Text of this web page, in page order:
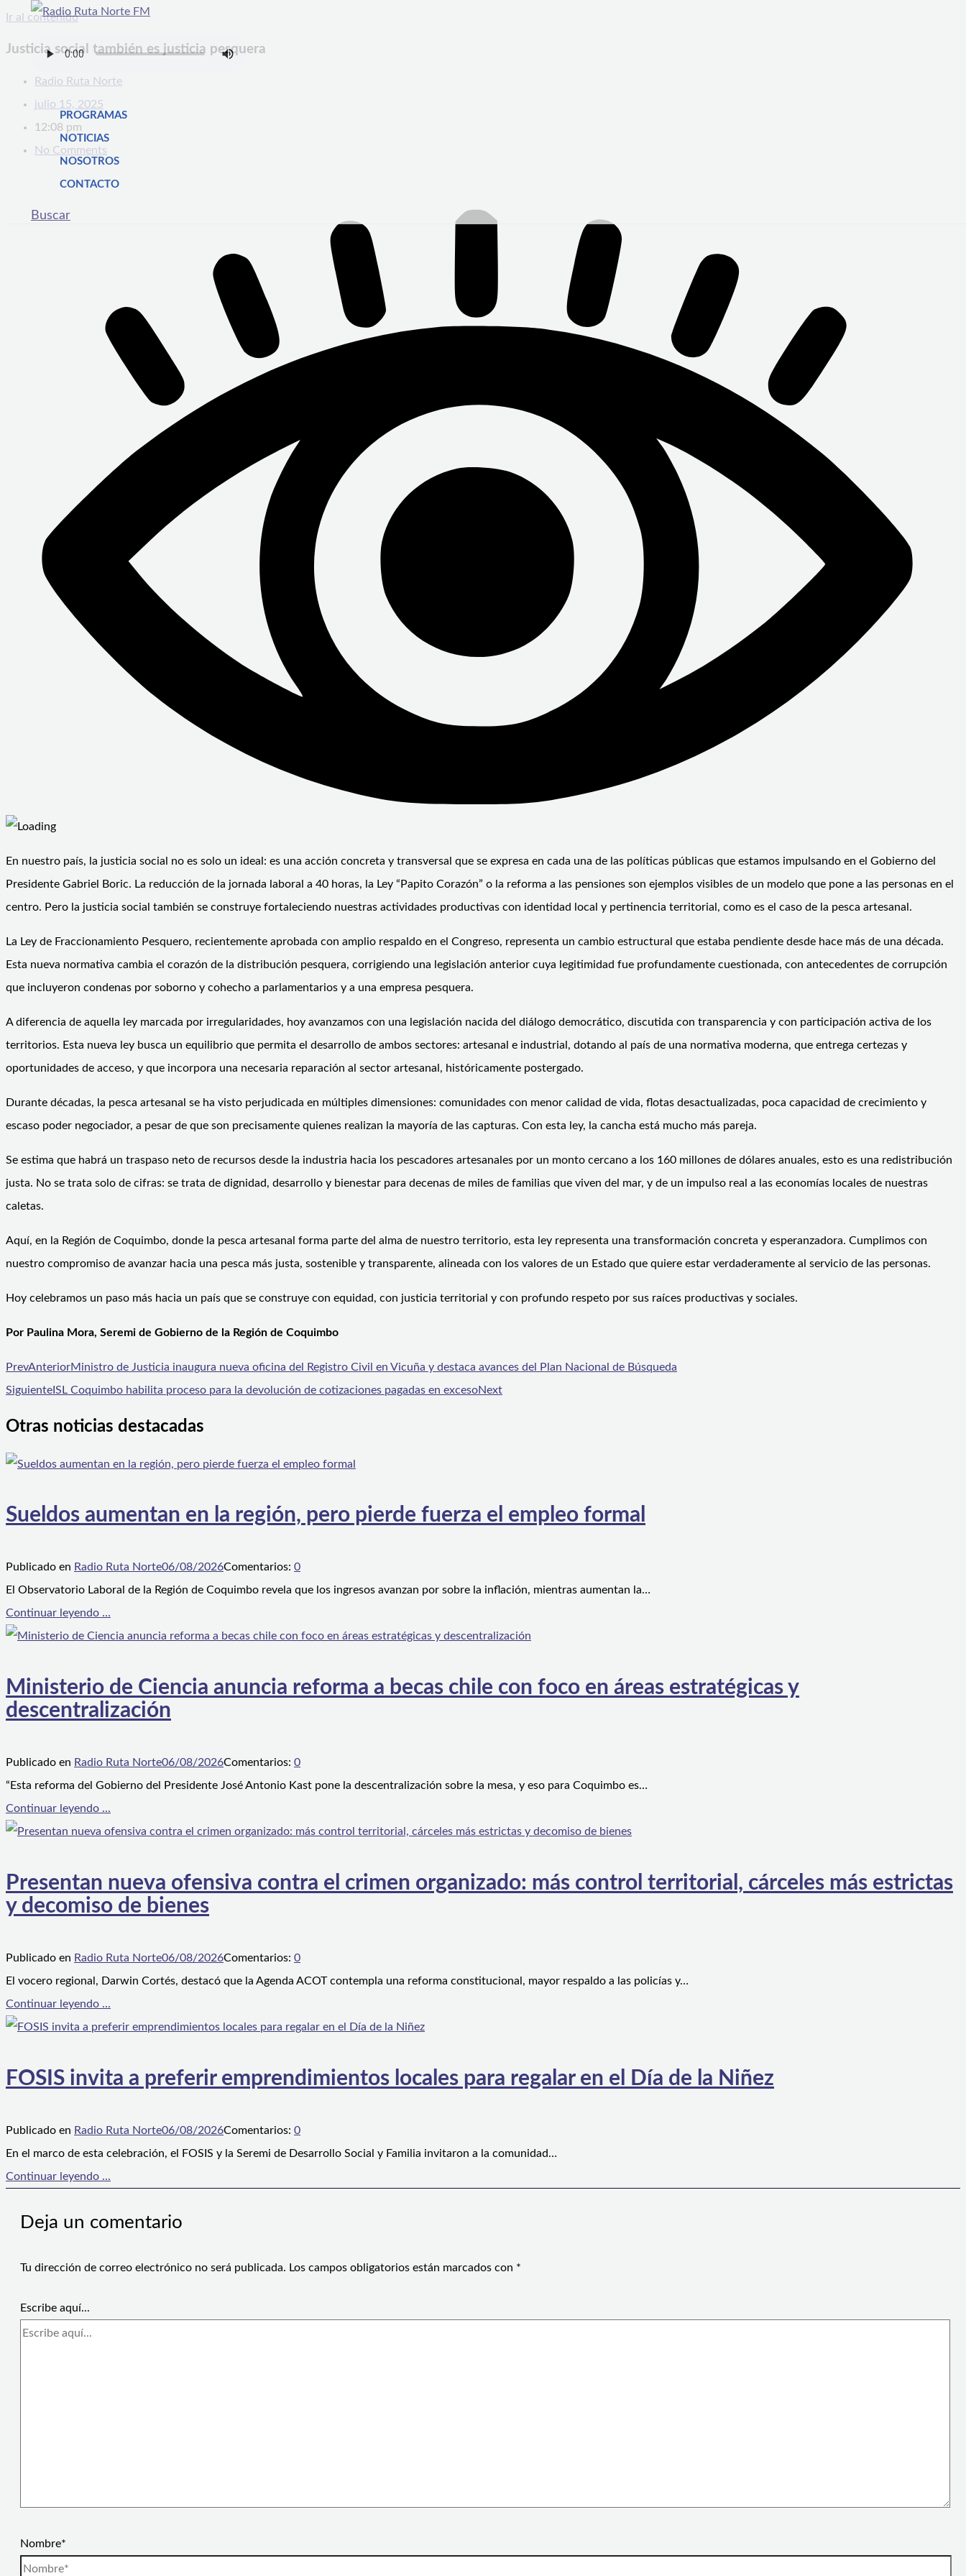
Ir al contenido
PROGRAMAS
NOTICIAS
NOSOTROS
CONTACTO
Buscar
Justicia social también es justicia pesquera
Radio Ruta Norte
julio 15, 2025
12:08 pm
No Comments
En nuestro país, la justicia social no es solo un ideal: es una acción concreta y transversal que se expresa en cada una de las políticas públicas que estamos impulsando en el Gobierno del
Presidente Gabriel Boric. La reducción de la jornada laboral a 40 horas, la Ley “Papito Corazón” o la reforma a las pensiones son ejemplos visibles de un modelo que pone a las personas en el
centro. Pero la justicia social también se construye fortaleciendo nuestras actividades productivas con identidad local y pertinencia territorial, como es el caso de la pesca artesanal.
La Ley de Fraccionamiento Pesquero, recientemente aprobada con amplio respaldo en el Congreso, representa un cambio estructural que estaba pendiente desde hace más de una década.
Esta nueva normativa cambia el corazón de la distribución pesquera, corrigiendo una legislación anterior cuya legitimidad fue profundamente cuestionada, con antecedentes de corrupción
que incluyeron condenas por soborno y cohecho a parlamentarios y a una empresa pesquera.
A diferencia de aquella ley marcada por irregularidades, hoy avanzamos con una legislación nacida del diálogo democrático, discutida con transparencia y con participación activa de los
territorios. Esta nueva ley busca un equilibrio que permita el desarrollo de ambos sectores: artesanal e industrial, dotando al país de una normativa moderna, que entrega certezas y
oportunidades de acceso, y que incorpora una necesaria reparación al sector artesanal, históricamente postergado.
Durante décadas, la pesca artesanal se ha visto perjudicada en múltiples dimensiones: comunidades con menor calidad de vida, flotas desactualizadas, poca capacidad de crecimiento y
escaso poder negociador, a pesar de que son precisamente quienes realizan la mayoría de las capturas. Con esta ley, la cancha está mucho más pareja.
Se estima que habrá un traspaso neto de recursos desde la industria hacia los pescadores artesanales por un monto cercano a los 160 millones de dólares anuales, esto es una redistribución
justa. No se trata solo de cifras: se trata de dignidad, desarrollo y bienestar para decenas de miles de familias que viven del mar, y de un impulso real a las economías locales de nuestras
caletas.
Aquí, en la Región de Coquimbo, donde la pesca artesanal forma parte del alma de nuestro territorio, esta ley representa una transformación concreta y esperanzadora. Cumplimos con
nuestro compromiso de avanzar hacia una pesca más justa, sostenible y transparente, alineada con los valores de un Estado que quiere estar verdaderamente al servicio de las personas.
Hoy celebramos un paso más hacia un país que se construye con equidad, con justicia territorial y con profundo respeto por sus raíces productivas y sociales.
Por Paulina Mora, Seremi de Gobierno de la Región de Coquimbo
PrevAnteriorMinistro de Justicia inaugura nueva oficina del Registro Civil en Vicuña y destaca avances del Plan Nacional de Búsqueda
Siguiente ISL Coquimbo habilita proceso para la devolución de cotizaciones pagadas en excesoNext
Otras noticias destacadas
Sueldos aumentan en la región, pero pierde fuerza el empleo formal
Publicado en Radio Ruta Norte06/08/2026Comentarios: 0
El Observatorio Laboral de la Región de Coquimbo revela que los ingresos avanzan por sobre la inflación, mientras aumentan la…
Continuar leyendo ...
Ministerio de Ciencia anuncia reforma a becas chile con foco en áreas estratégicas y
descentralización
Publicado en Radio Ruta Norte06/08/2026Comentarios: 0
“Esta reforma del Gobierno del Presidente José Antonio Kast pone la descentralización sobre la mesa, y eso para Coquimbo es…
Continuar leyendo ...
Presentan nueva ofensiva contra el crimen organizado: más control territorial, cárceles más estrictas
y decomiso de bienes
Publicado en Radio Ruta Norte06/08/2026Comentarios: 0
El vocero regional, Darwin Cortés, destacó que la Agenda ACOT contempla una reforma constitucional, mayor respaldo a las policías y…
Continuar leyendo ...
FOSIS invita a preferir emprendimientos locales para regalar en el Día de la Niñez
Publicado en Radio Ruta Norte06/08/2026Comentarios: 0
En el marco de esta celebración, el FOSIS y la Seremi de Desarrollo Social y Familia invitaron a la comunidad…
Continuar leyendo ...
Deja un comentario
Tu dirección de correo electrónico no será publicada. Los campos obligatorios están marcados con *
Escribe aquí...
Nombre*